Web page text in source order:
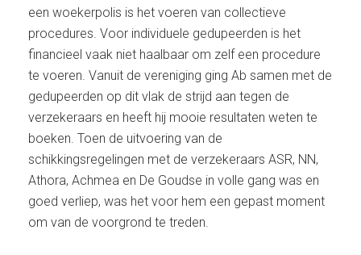
een woekerpolis is het voeren van collectieve
procedures. Voor individuele gedupeerden is het
financieel vaak niet haalbaar om zelf een procedure
te voeren. Vanuit de vereniging ging Ab samen met de
gedupeerden op dit vlak de strijd aan tegen de
verzekeraars en heeft hij mooie resultaten weten te
boeken. Toen de uitvoering van de
schikkingsregelingen met de verzekeraars ASR, NN,
Athora, Achmea en De Goudse in volle gang was en
goed verliep, was het voor hem een gepast moment
om van de voorgrond te treden.